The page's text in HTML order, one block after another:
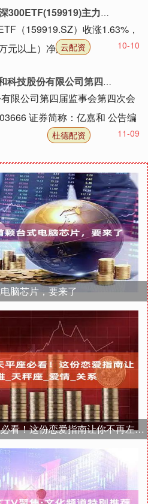
流出2645.96万元，居可比基金第一-20251009
（159919.SZ）收涨1.63%，
元以上）净流出2....
10-10
云配资
四届监事会第四次会议决议公告内容摘要
限公司第四届监事会第四次会
证券简称：亿嘉和 公告编
11-09
杜德配资
脑芯片，要来了
股票配资哪家好官网 天平座必看！这份恋爱指南让你不再左右为难_天秤座_爱情_关系